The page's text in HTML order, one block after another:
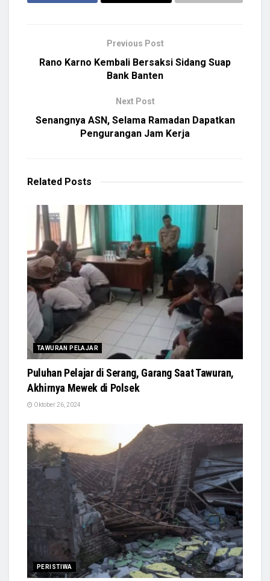
Previous Post
Rano Karno Kembali Bersaksi Sidang Suap
Bank Banten
Next Post
Senangnya ASN, Selama Ramadan Dapatkan
Pengurangan Jam Kerja
Related Posts
TAWURAN PELAJAR
Puluhan Pelajar di Serang, Garang Saat Tawuran,
Akhirnya Mewek di Polsek
Oktober 26, 2024
PERISTIWA